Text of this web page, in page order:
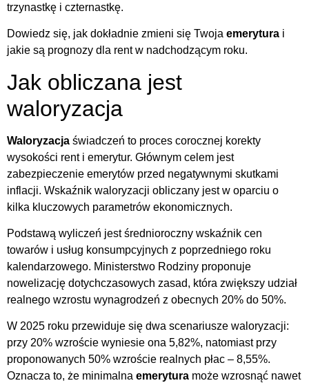
trzynastkę i czternastkę.
Dowiedz się, jak dokładnie zmieni się Twoja emerytura i
jakie są prognozy dla rent w nadchodzącym roku.
Jak obliczana jest
waloryzacja
Waloryzacja świadczeń to proces corocznej korekty
wysokości rent i emerytur. Głównym celem jest
zabezpieczenie emerytów przed negatywnymi skutkami
inflacji. Wskaźnik waloryzacji obliczany jest w oparciu o
kilka kluczowych parametrów ekonomicznych.
Podstawą wyliczeń jest średnioroczny wskaźnik cen
towarów i usług konsumpcyjnych z poprzedniego roku
kalendarzowego. Ministerstwo Rodziny proponuje
nowelizację dotychczasowych zasad, która zwiększy udział
realnego wzrostu wynagrodzeń z obecnych 20% do 50%.
W 2025 roku przewiduje się dwa scenariusze waloryzacji:
przy 20% wzroście wyniesie ona 5,82%, natomiast przy
proponowanych 50% wzroście realnych płac – 8,55%.
Oznacza to, że minimalna emerytura może wzrosnąć nawet